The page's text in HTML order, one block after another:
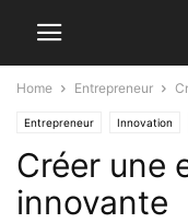
Home Entrepreneur
Entrepreneur Innovation
Créer une
innovante